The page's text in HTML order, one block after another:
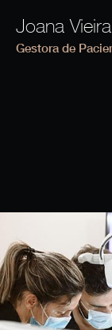
Joana Vieira
Gestora de